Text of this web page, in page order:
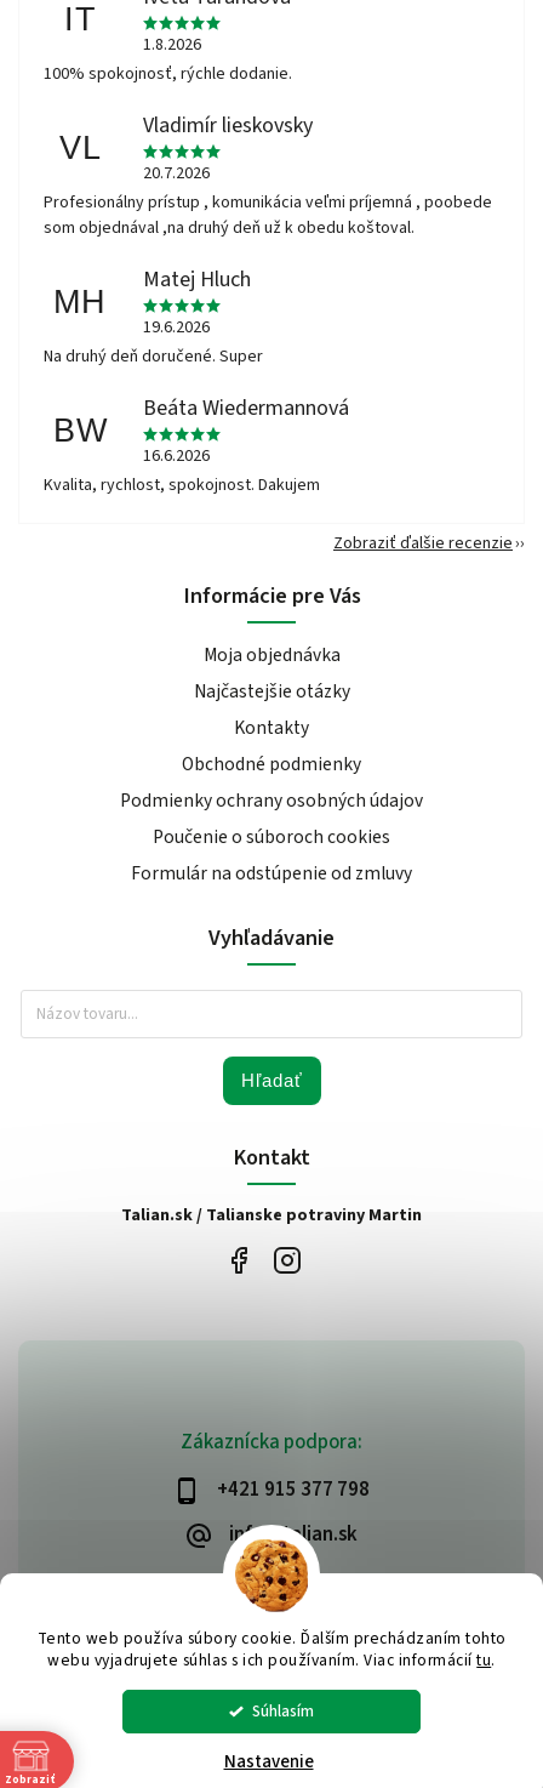
Tento web používa súbory cookie. Ďalším prechádzaním tohto
webu vyjadrujete súhlas s ich používaním. Viac informáciítu.
Súhlasím
Nastavenie
IT
1.8.2026
100% spokojnosť, rýchle dodanie.
VL
Vladimír lieskovsky
20.7.2026
Profesionálny prístup , komunikácia veľmi príjemná , poobede
som objednával ,na druhý deň už k obedu koštoval.
MH
Matej Hluch
19.6.2026
Na druhý deň doručené. Super
BW
Beáta Wiedermannová
16.6.2026
Kvalita, rychlost, spokojnost. Dakujem
Zobraziť ďalšie recenzie
Zákaznícka podpora:
+421 915 377 798
info@talian.sk
Informácie pre Vás
Moja objednávka
Najčastejšie otázky
Kontakty
Obchodné podmienky
Podmienky ochrany osobných údajov
Poučenie o súboroch cookies
Formulár na odstúpenie od zmluvy
Vyhľadávanie
Hľadať
Kontakt
Talian.sk / Talianske potraviny Martin
Copyright 2026talian.sk. Všetky práva vyhradené.
Shoptet
Zobraziť